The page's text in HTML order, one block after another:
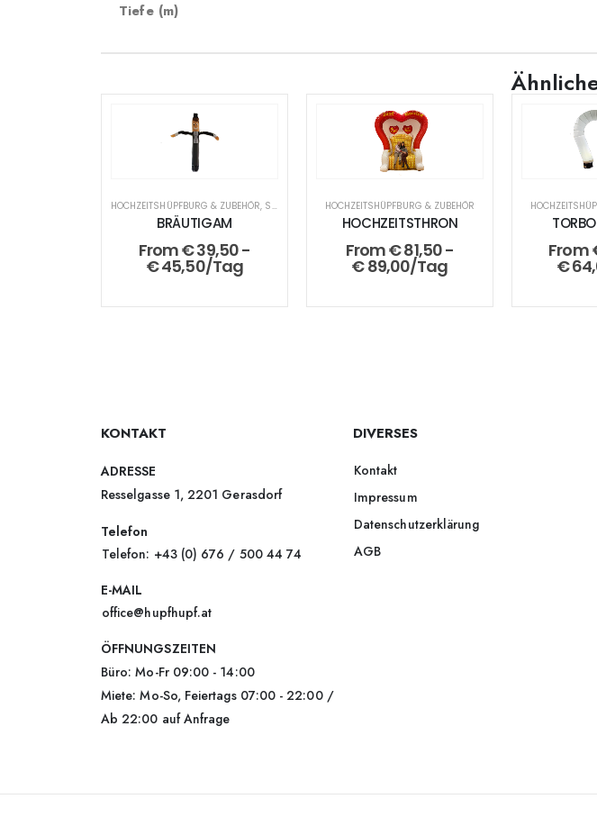
Tiefe (m)
HOCHZEITSHÜPFBURG & ZUBEHÖR, SKYDANCER
BRÄUTIGAM
From€39,50-
€45,50/Tag
HOCHZEITSHÜPFBURG & ZUBEHÖR
HOCHZEITSTHRON
From€81,50-
€89,00/Tag
From
€
KONTAKT
ADRESSE
Resselgasse 1, 2201 Gerasdorf
Telefon
Telefon: +43 (0) 676 / 500 44 74
E-MAIL
office@hupfhupf.at
ÖFFNUNGSZEITEN
Büro: Mo-Fr 09:00 - 14:00
Miete: Mo-So, Feiertags 07:00 - 22:00 /
Ab 22:00 auf Anfrage
DIVERSES
Kontakt
Impressum
Datenschutzerklärung
AGB